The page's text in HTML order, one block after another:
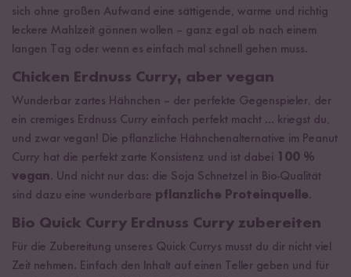
sich ohne großen Aufwand eine sättigende, warme und richtig
leckere Mahlzeit gönnen wollen – ganz egal ob nach einem
langen Tag oder wenn es einfach mal schnell gehen muss.
Chicken Erdnuss Curry, aber vegan
Wunderbar zartes Hähnchen – der perfekte Gegenspieler, der
ein cremiges Erdnuss Curry einfach perfekt macht ... kriegst du,
und zwar vegan! Die pflanzliche Hähnchenalternative im Peanut
Curry hat die perfekt zarte Konsistenz und ist dabei 100 %
vegan. Und nicht nur das: die Soja Schnetzel in Bio-Qualität
sind dazu eine wunderbare pflanzliche Proteinquelle.
Bio Quick Curry Erdnuss Curry zubereiten
Für die Zubereitung unseres Quick Currys musst du dir nicht viel
Zeit nehmen. Einfach den Inhalt auf einen Teller geben und für